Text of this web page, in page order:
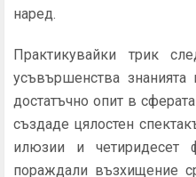
наред.
Практикувайки трик
усъвършенства
достатъчно опит в
създаде цялостен
илюзии и четиридесет
пораждали възхищение